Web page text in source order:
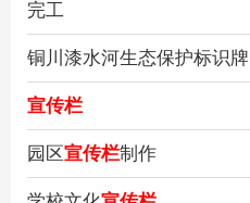
完工
铜川漆水河生态保护标识牌
宣传栏
园区宣传栏制作